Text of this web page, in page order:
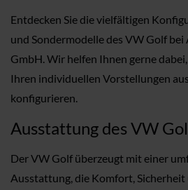
Entdecken Sie die vielfältigen
und Sondermodelle des VW Golf bei
GmbH. Wir helfen Ihnen gerne
Ihren individuellen Vorstellungen
konfigurieren.
Ausstattung des VW
Der VW Golf überzeugt mit einer
Ausstattung, die Komfort,